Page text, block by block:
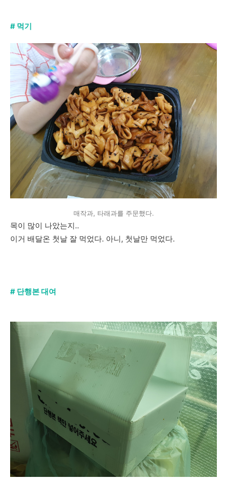
# 먹기
매작과, 타래과를 주문했다.
목이 많이 나았는지..
이거 배달온 첫날 잘 먹었다. 아니, 첫날만 먹었다.
# 단행본 대여